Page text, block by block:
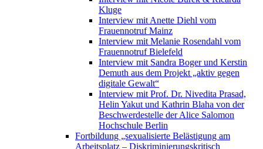
Kluge
Interview mit Anette Diehl vom
Frauennotruf Mainz
Interview mit Melanie Rosendahl vom
Frauennotruf Bielefeld
Interview mit Sandra Boger und Kerstin
Demuth aus dem Projekt „aktiv gegen
digitale Gewalt“
Interview mit Prof. Dr. Nivedita Prasad,
Helin Yakut und Kathrin Blaha von der
Beschwerdestelle der Alice Salomon
Hochschule Berlin
Fortbildung „sexualisierte Belästigung am
Arbeitsplatz – Diskriminierungskritisch